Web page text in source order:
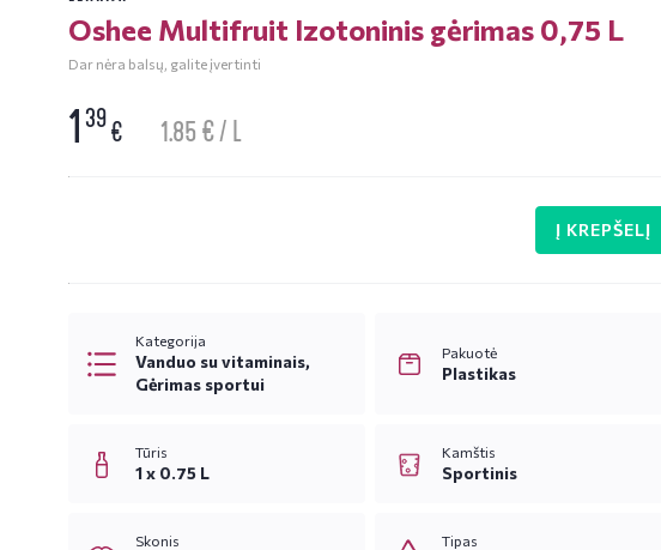
Oshee Multifruit Izotoninis gėrimas 0,75 L
Dar nėra balsų, galite įvertinti
139€ 1.85 € / L
Į KREPŠELĮ
Kategorija
Vanduo su vitaminais,
Gėrimas sportui
Pakuotė
Plastikas
Tūris
1 x 0.75 L
Kamštis
Sportinis
Skonis Tipas